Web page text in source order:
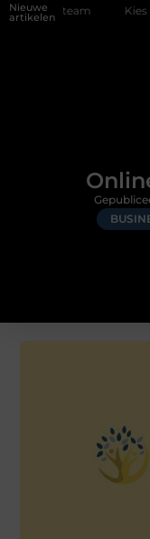
Nieuwe
artikelen
team Kies de juiste